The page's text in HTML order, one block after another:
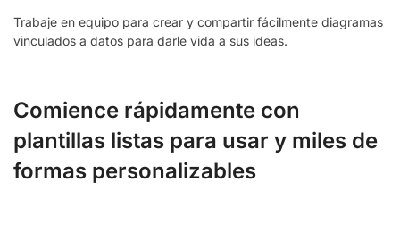
Trabaje en equipo para crear y compartir fácilmente diagramas
vinculados a datos para darle vida a sus ideas.
Comience rápidamente con
plantillas listas para usar y miles de
formas personalizables